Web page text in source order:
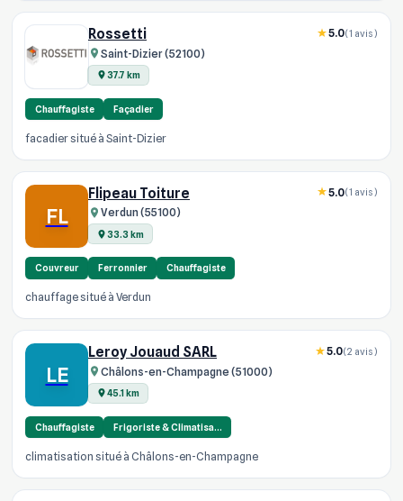
Rossetti
Saint-Dizier (52100)
37.7 km
5.0(1 avis)
Chauffagiste Façadier
facadier situé à Saint-Dizier
FL
Flipeau Toiture
Verdun (55100)
33.3 km
5.0(1 avis)
Couvreur Ferronnier Chauffagiste
chauffage situé à Verdun
LE
Leroy Jouaud SARL
Châlons-en-Champagne (51000)
45.1 km
5.0(2 avis)
Chauffagiste Frigoriste & Climatisa…
climatisation situé à Châlons-en-Champagne